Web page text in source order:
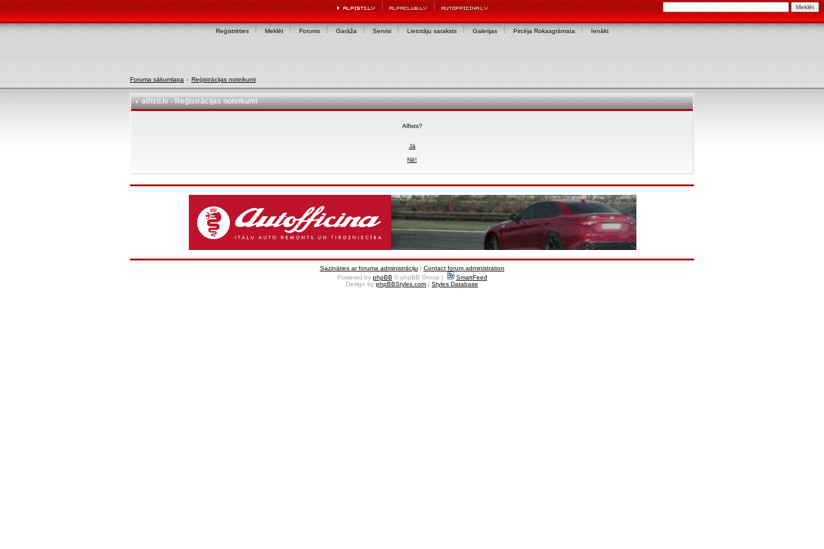
Reģistrēties Meklēt Forums Garāža Servisi Lietotāju saraksts Galerijas Pircēja Rokasgrāmata Ienākt
Foruma sākumlapa » Reģistrācijas noteikumi
alfisti.lv - Reģistrācijas noteikumi
Alfists?
Jā
Nē!
Sazināties ar foruma administrāciju | Contact forum administration
Powered by phpBB © phpBB Group |
SmartFeed
Design by phpBBStyles.com | Styles Database